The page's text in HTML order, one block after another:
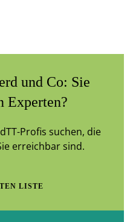
und Co: Sie
Experten?
Profis suchen, die
erreichbar sind.
LISTE